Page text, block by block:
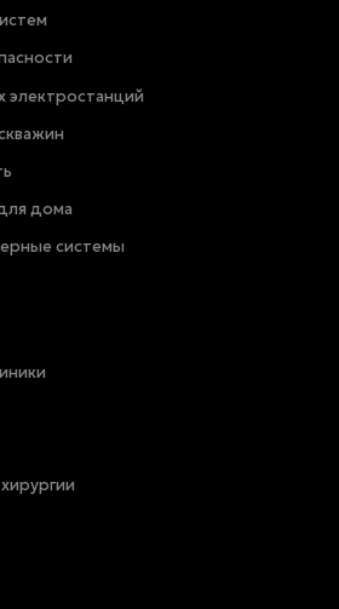
электростанций
дома
системы